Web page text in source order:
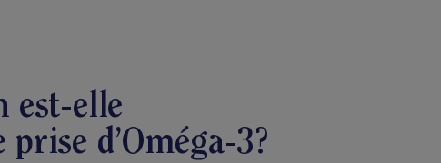
est-elle
d’Oméga-3?